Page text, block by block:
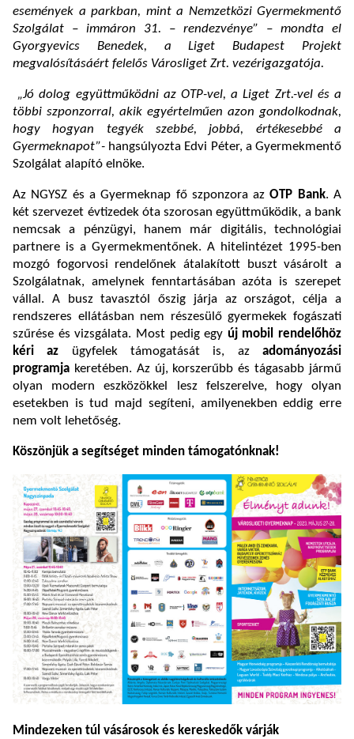
események a parkban, mint a Nemzetközi Gyermekmentő
Szolgálat – immáron 31. – rendezvénye” – mondta el
Gyorgyevics Benedek, a Liget Budapest Projekt
megvalósításáért felelős Városliget Zrt. vezérigazgatója.
„Jó dolog együttműködni az OTP-vel, a Liget Zrt.-vel és a
többi szponzorral, akik egyértelműen azon gondolkodnak,
hogy hogyan tegyék szebbé, jobbá, értékesebbé a
Gyermeknapot”- hangsúlyozta Edvi Péter, a Gyermekmentő
Szolgálat alapító elnöke.
Az NGYSZ és a Gyermeknap fő szponzora azOTP Bank. A
két szervezet évtizedek óta szorosan együttműködik, a bank
nemcsak a pénzügyi, hanem már digitális, technológiai
partnere is a Gyermekmentőnek. A hitelintézet 1995-ben
mozgó fogorvosi rendelőnek átalakított buszt vásárolt a
Szolgálatnak, amelynek fenntartásában azóta is szerepet
vállal. A busz tavasztól őszig járja az országot, célja a
rendszeres ellátásban nem részesülő gyermekek fogászati
szűrése és vizsgálata. Most pedig egy új mobil rendelőhöz
kéri az ügyfelek támogatását is, azadományozási
programja keretében. Az új, korszerűbb és tágasabb jármű
olyan modern eszközökkel lesz felszerelve, hogy olyan
esetekben is tud majd segíteni, amilyenekben eddig erre
nem volt lehetőség.
Köszönjük a segítséget minden támogatónknak!
Mindezeken túl vásárosok és kereskedők várják